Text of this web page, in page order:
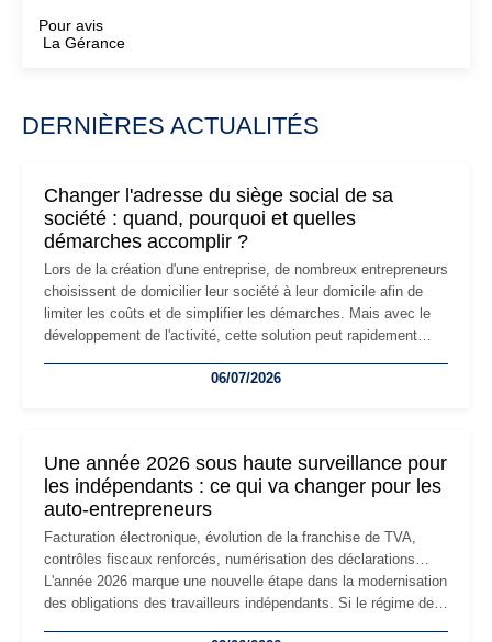
Pour avis
La Gérance
DERNIÈRES ACTUALITÉS
Changer l'adresse du siège social de sa
société : quand, pourquoi et quelles
démarches accomplir ?
Lors de la création d'une entreprise, de nombreux entrepreneurs
choisissent de domicilier leur société à leur domicile afin de
limiter les coûts et de simplifier les démarches. Mais avec le
développement de l'activité, cette solution peut rapidement
professionnels, recrutement, image de marque… Le
06/07/2026
Une année 2026 sous haute surveillance pour
les indépendants : ce qui va changer pour les
auto-entrepreneurs
Facturation électronique, évolution de la franchise de TVA,
contrôles fiscaux renforcés, numérisation des déclarations…
L'année 2026 marque une nouvelle étape dans la modernisation
des obligations des travailleurs indépendants. Si le régime de